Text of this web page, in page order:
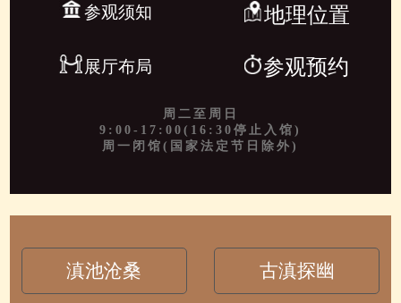
参观须知 地理位置
展厅布局 参观预约
周二至周日
9:00-17:00(16:30停止入馆)
周一闭馆(国家法定节日除外)
滇池沧桑 古滇探幽